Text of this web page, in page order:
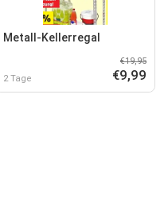
Metall-Kellerregal
2 Tage
€19,95
€9,99